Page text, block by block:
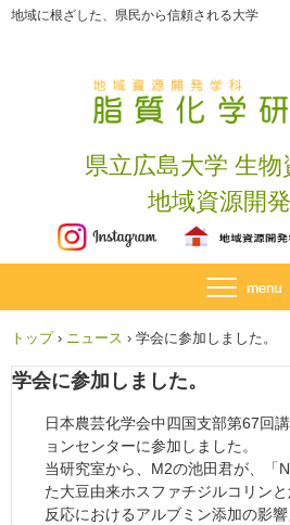
地域に根ざした、県民から信頼される大学
県立広島大学 生物
地域資源開
トップ › ニュース › 学会に参加しました。
学会に参加しました。
日本農芸化学会中四国支部第67回
ョンセンターに参加しました。
当研究室から、M2の池田君が、「
た大豆由来ホスファチジルコリン
反応におけるアルブミン添加の影